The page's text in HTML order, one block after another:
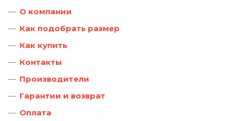
О компании
Как подобрать размер
Как купить
Контакты
Производители
Гарантии и возврат
Оплата